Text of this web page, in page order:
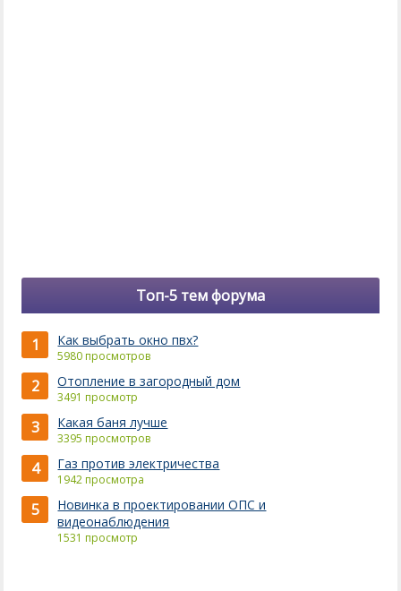
Топ-5 тем форума
1 Как выбрать окно пвх?
5980 просмотров
2 Отопление в загородный дом
3491 просмотр
3 Какая баня лучше
3395 просмотров
4 Газ против электричества
1942 просмотра
5
Новинка в проектировании ОПС и
видеонаблюдения
1531 просмотр